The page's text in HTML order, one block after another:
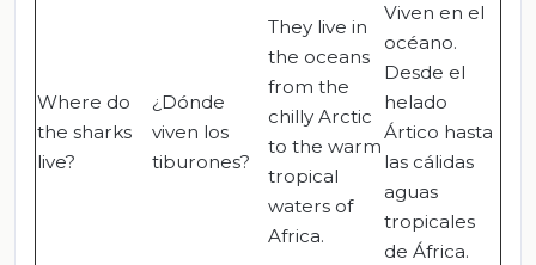
Where do
the sharks
live?
¿Dónde
viven los
tiburones?
They live in
the oceans
from the
chilly Arctic
to the warm
tropical
waters of
Africa.
Viven en el
océano.
Desde el
helado
Ártico hasta
las cálidas
aguas
tropicales
de África.